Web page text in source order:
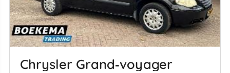
Chrysler Grand‑voyager